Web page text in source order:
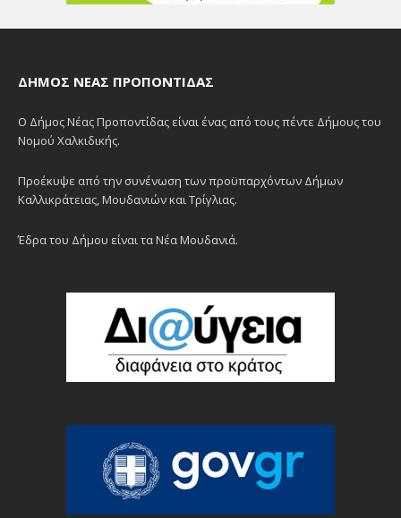
ΔΉΜΟΣ ΝΈΑΣ ΠΡΟΠΟΝΤΊΔΑΣ
Ο Δήμος Νέας Προποντίδας είναι ένας από τους πέντε Δήμους του
Νομού Χαλκιδικής.
Προέκυψε από την συνένωση των προϋπαρχόντων Δήμων
Καλλικράτειας, Μουδανιών και Τρίγλιας.
Έδρα του Δήμου είναι τα Νέα Μουδανιά.